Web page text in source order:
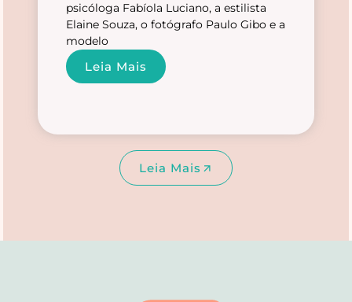
psicóloga Fabíola Luciano, a estilista
Elaine Souza, o fotógrafo Paulo Gibo e a
modelo
Leia Mais
Leia Mais